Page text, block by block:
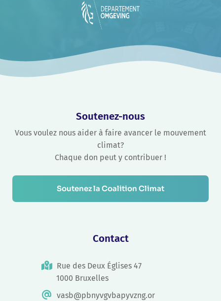
Soutenez-nous
Vous voulez nous aider à faire avancer le mouvement
climat?
Chaque don peut y contribuer !
Soutenez la Coalition Climat
Contact
Rue des Deux Églises 47
1000 Bruxelles
vasb@pbnyvgvbapyvzng.or